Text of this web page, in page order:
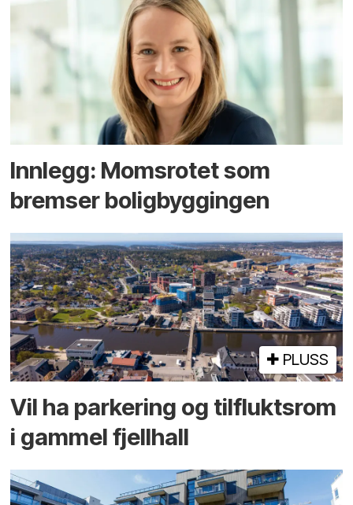
Innlegg: Moms­rotet som
bremser bolig­byggingen
PLUSS
Vil ha parkering og tilflukts­rom
i gammel fjellhall